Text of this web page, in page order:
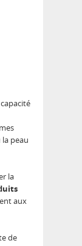
peau
la
aux
de